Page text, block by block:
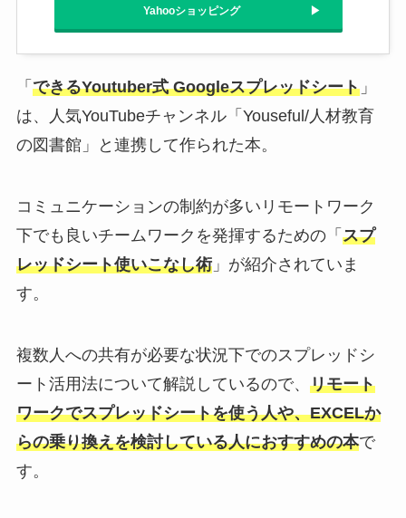
Yahooショッピング
「 できるYoutuber式 Googleスプレッドシート」
は、人気YouTubeチャンネル「Youseful/人材教育
の図書館」と連携して作られた本。
コミュニケーションの制約が多いリモートワーク
下でも良いチームワークを発揮するための「 スプ
レッドシート使いこなし術」が紹介されていま
す。
複数人への共有が必要な状況下でのスプレッドシ
ート活用法について解説しているので、 リモート
ワークでスプレッドシートを使う人や、EXCELか
らの乗り換えを検討している人におすすめの本で
す。